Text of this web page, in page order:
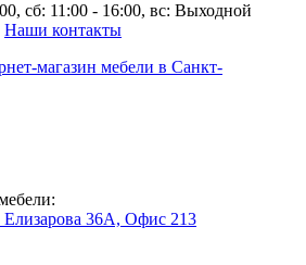
сб: 11:00 - 16:00, вс: Выходной
Наши контакты
Елизарова 36А, Офис 213